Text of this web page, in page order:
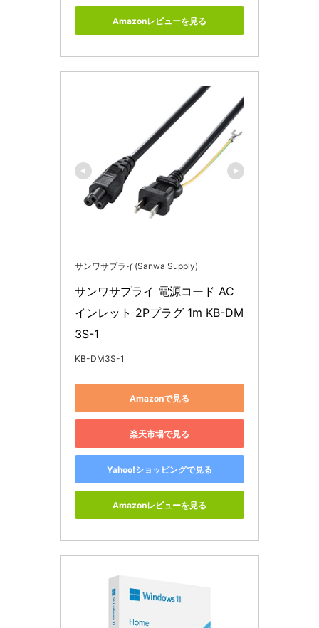
Amazonレビューを見る
サンワサプライ(Sanwa Supply)
サンワサプライ 電源コード AC
インレット 2Pプラグ 1m KB-DM
3S-1
KB-DM3S-1
Amazonで見る
楽天市場で見る
Yahoo!ショッピングで見る
Amazonレビューを見る